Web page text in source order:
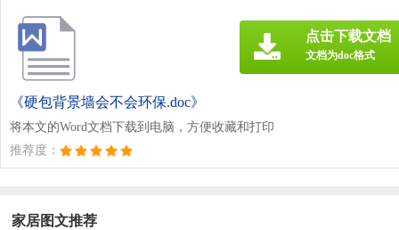
《硬包背景墙会不会环保.doc》
将本文的Word文档下载到电脑，方便收藏和打印
推荐度：
点击下载文档
文档为doc格式
家居图文推荐